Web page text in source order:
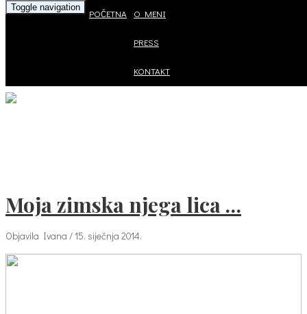
Toggle navigation
POČETNA O MENI
PRESS
KONTAKT
Moja zimska njega lica …
Objavila Ivana / 15. siječnja 2014.